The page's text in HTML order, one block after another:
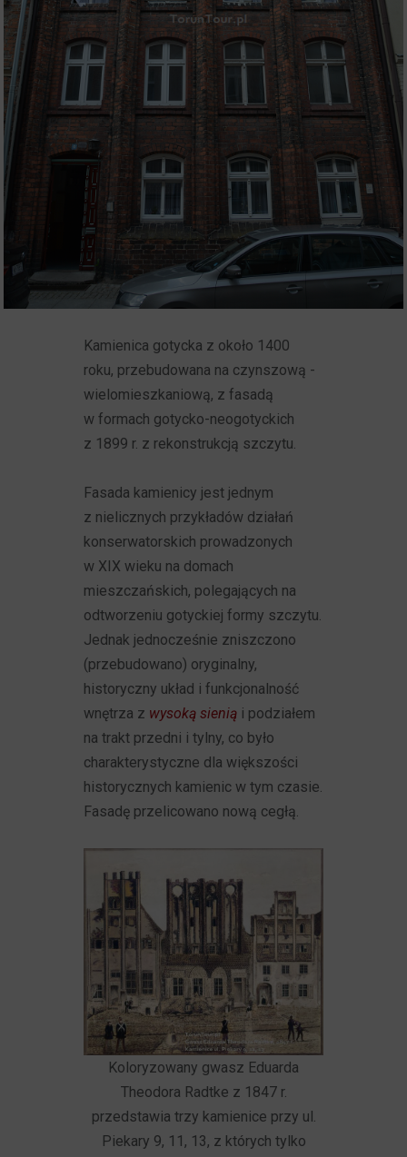
Kamienica gotycka z około 1400
roku, przebudowana na czynszową -
wielomieszkaniową, z fasadą
w formach gotycko-neogotyckich
z 1899 r. z rekonstrukcją szczytu.
Fasada kamienicy jest jednym
z nielicznych przykładów działań
konserwatorskich prowadzonych
w XIX wieku na domach
mieszczańskich, polegających na
odtworzeniu gotyckiej formy szczytu.
Jednak jednocześnie zniszczono
(przebudowano) oryginalny,
historyczny układ i funkcjonalność
wnętrza z wysoką sienią i podziałem
na trakt przedni i tylny, co było
charakterystyczne dla większości
historycznych kamienic w tym czasie.
Fasadę przelicowano nową cegłą.
Koloryzowany gwasz Eduarda
Theodora Radtke z 1847 r.
przedstawia trzy kamienice przy ul.
Piekary 9, 11, 13, z których tylko